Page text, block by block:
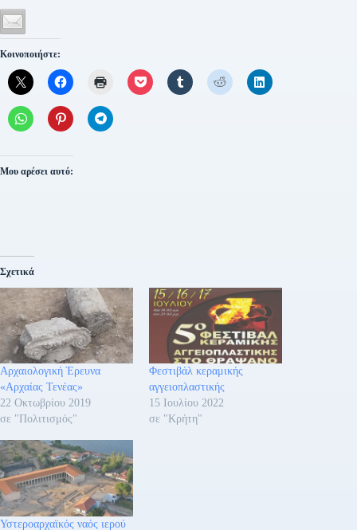
Κοινοποιήστε:
Μου αρέσει αυτό:
Σχετικά
Αρχαιολογική Έρευνα
«Αρχαίας Τενέας»
22 Οκτωβρίου 2019
σε "Πολιτισμός"
Φεστιβάλ κεραμικής
αγγειοπλαστικής
15 Ιουλίου 2022
σε "Κρήτη"
Υστεροαρχαϊκός ναός ιερού